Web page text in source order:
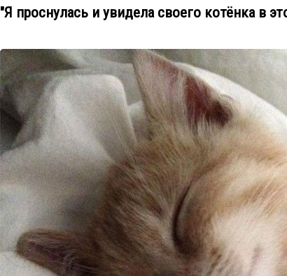
"Я проснулась и увидела своего котёнка в